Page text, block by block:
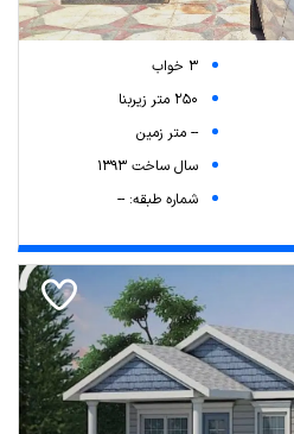
3 خواب
250 متر زیربنا
-- متر زمین
سال ساخت 1393
شماره طبقه: --